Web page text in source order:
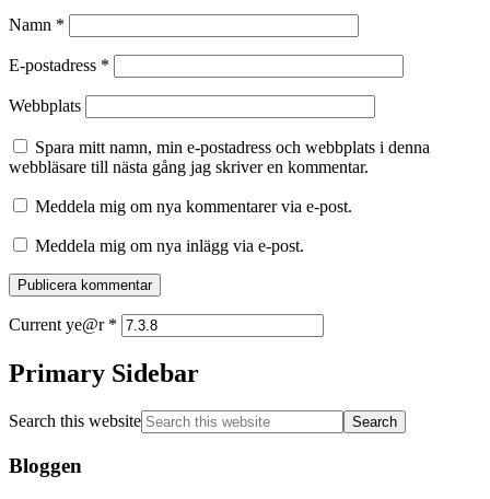
Namn *
E-postadress *
Webbplats
Spara mitt namn, min e-postadress och webbplats i denna
webbläsare till nästa gång jag skriver en kommentar.
Meddela mig om nya kommentarer via e-post.
Meddela mig om nya inlägg via e-post.
Current ye@r *
Primary Sidebar
Search this website
Bloggen